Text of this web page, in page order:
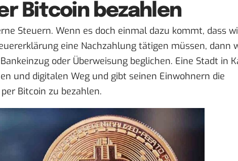
Bitcoin bezahlen
Steuern. Wenn es doch einmal dazu kommt, dass
eine Nachzahlung tätigen müssen, dann
oder Überweisung beglichen. Eine Stadt in
und digitalen Weg und gibt seinen Einwohnern die
Bitcoin zu bezahlen.